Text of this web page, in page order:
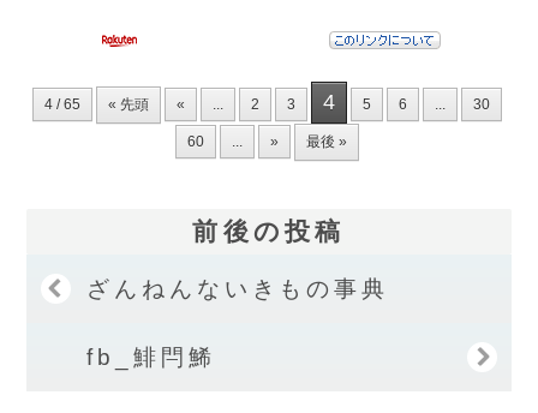
4 / 65 « 先頭 « 2 3 4 5 6 30
60 » 最後 »
前後の投稿
ざんねんないきもの事典
fb_鯡閂鯑